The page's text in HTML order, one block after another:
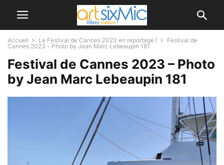
Accueil Le Festival de Cannes 2023 en reportage !
Festival de
Cannes 2023 - Photo by Jean Marc Lebeaupin 181
Festival de Cannes 2023 – Photo
by Jean Marc Lebeaupin 181